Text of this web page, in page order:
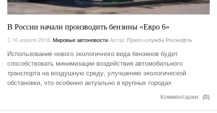
В России начали производить бензины «Евро 6»
10 апреля 2018 Мировые автоновостиАвтор: Пресс-служба Роснефть
Использование нового экологичного вида бензинов будет
способствовать минимизации воздействия автомобильного
транспорта на воздушную среду, улучшению экологической
обстановки, что особенно актуально в крупных городах
Комментарии: (0)